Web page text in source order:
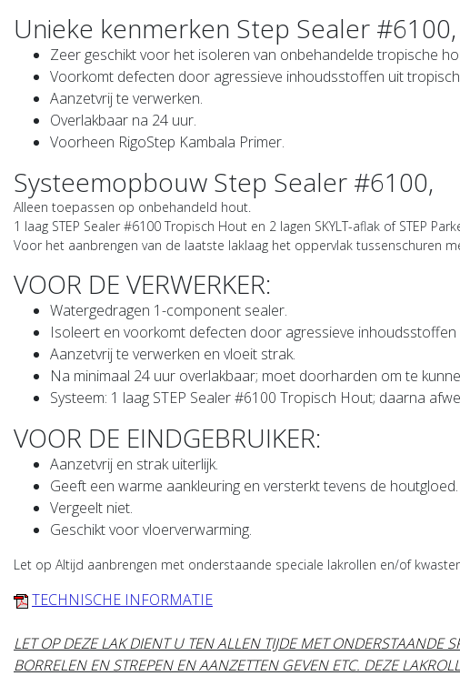
Unieke kenmerken Step Sealer #6100,
Zeer geschikt voor het isoleren van onbehandelde tropische
Voorkomt defecten door agressieve inhoudsstoffen uit
Aanzetvrij te verwerken.
Overlakbaar na 24 uur.
Voorheen RigoStep Kambala Primer.
Systeemopbouw Step Sealer #6100,
Alleen toepassen op onbehandeld hout.
1 laag STEP Sealer #6100 Tropisch Hout en 2 lagen SKYLT-aflak of STEP
Voor het aanbrengen van de laatste laklaag het oppervlak tussenschuren
VOOR DE VERWERKER:
Watergedragen 1-component sealer.
Isoleert en voorkomt defecten door agressieve
Aanzetvrij te verwerken en vloeit strak.
Na minimaal 24 uur overlakbaar; moet doorharden om te
Systeem: 1 laag STEP Sealer #6100 Tropisch Hout; daarna
VOOR DE EINDGEBRUIKER:
Aanzetvrij en strak uiterlijk.
Geeft een warme aankleuring en versterkt tevens de houtgloed.
Vergeelt niet.
Geschikt voor vloerverwarming.
Let op Altijd aanbrengen met onderstaande speciale lakrollen en/of
TECHNISCHE INFORMATIE
LET OP DEZE LAK DIENT U TEN ALLEN TIJDE MET ONDERSTAANDE
BORRELEN EN STREPEN EN AANZETTEN GEVEN ETC. DEZE